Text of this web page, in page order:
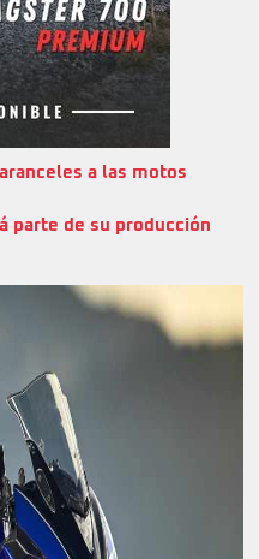
a las motos
parte de su producción